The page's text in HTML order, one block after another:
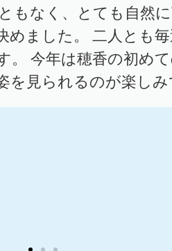
もなく、とても自然
めました。 二人とも
。 今年は穂香の初め
を見られるのが楽しみ